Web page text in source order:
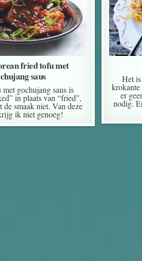
fried tofu met
saus
gochujang saus is
in plaats van “fried”,
de smaak niet. Van deze
ik niet genoeg!
Het
krokante
er
nodig.